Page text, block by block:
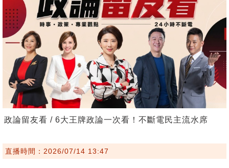
政論留友看 / 6大王牌政論一次看！不斷電民主流水席
直播時間：2026/07/14 13:47